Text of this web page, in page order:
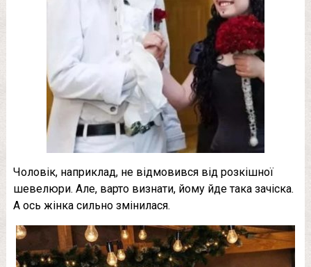
Чоловік, наприклад, не відмовився від розкішної
шевелюри. Але, варто визнати, йому йде така зачіска.
А ось жінка сильно змінилася.